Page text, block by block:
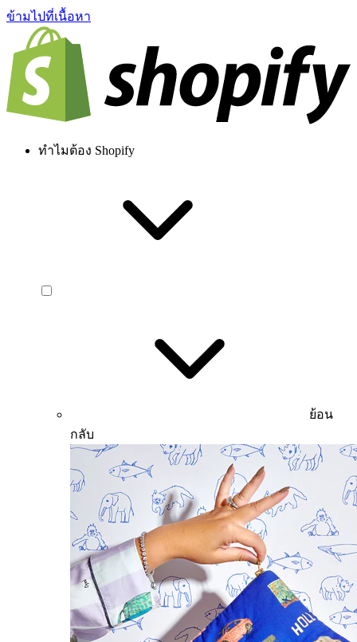
ข้ามไปที่เนื้อหา
ทำไมต้อง Shopify
ย้อน
กลับ